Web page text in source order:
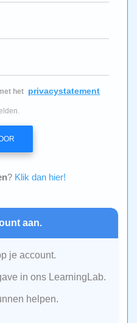
het privacystatement
? Klik dan hier!
aan.
je account.
in ons LearningLab.
helpen.